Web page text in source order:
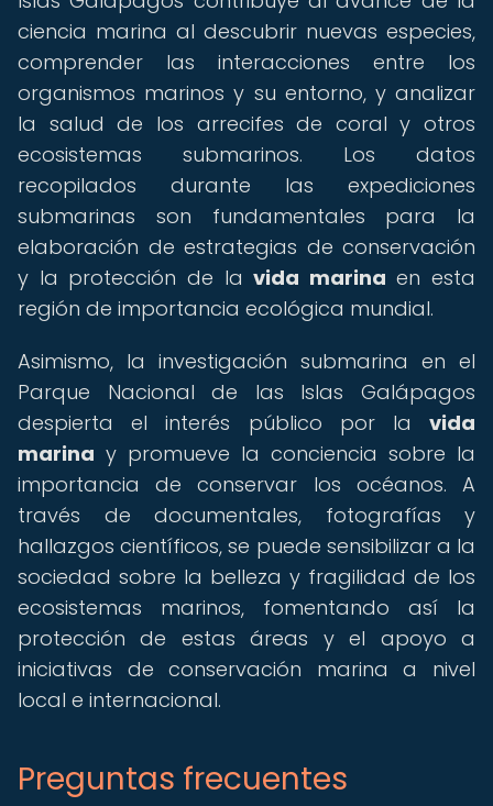
ciencia marina al descubrir nuevas especies,
comprender las interacciones entre los
organismos marinos y su entorno, y analizar
la salud de los arrecifes de coral y otros
ecosistemas submarinos. Los datos
recopilados durante las expediciones
submarinas son fundamentales para la
elaboración de estrategias de conservación
y la protección de lavida marina en esta
región de importancia ecológica mundial.
Asimismo, la investigación submarina en el
Parque Nacional de las Islas Galápagos
despierta el interés público por la vida
marina y promueve la conciencia sobre la
importancia de conservar los océanos. A
través de documentales, fotografías y
hallazgos científicos, se puede sensibilizar a la
sociedad sobre la belleza y fragilidad de los
ecosistemas marinos, fomentando así la
protección de estas áreas y el apoyo a
iniciativas de conservación marina a nivel
local e internacional.
Preguntas frecuentes